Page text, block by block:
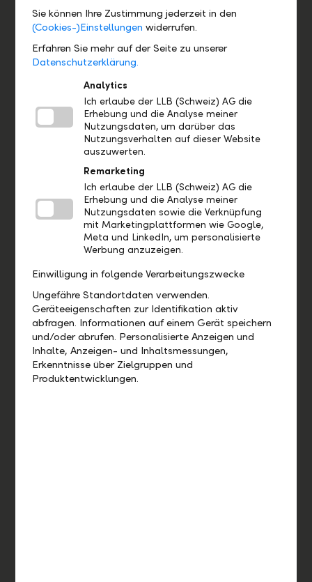
Janine Pfiffner
HR Service Center
Zum Video
Marc Spirig
Leiter Business Management
Sie können Ihre Zustimmung jederzeit in den
(Cookies-)Einstellungen widerrufen.
Erfahren Sie mehr auf der Seite zu unserer
Datenschutzerklärung.
Analytics
Ich erlaube der LLB (Schweiz) AG die
Erhebung und die Analyse meiner
Nutzungsdaten, um darüber das
Nutzungsverhalten auf dieser Website
auszuwerten.
Remarketing
Ich erlaube der LLB (Schweiz) AG die
Erhebung und die Analyse meiner
Nutzungsdaten sowie die Verknüpfung
mit Marketingplattformen wie Google,
Meta und LinkedIn, um personalisierte
Werbung anzuzeigen.
Einwilligung in folgende Verarbeitungszwecke
Ungefähre Standortdaten verwenden.
Geräteeigenschaften zur Identifikation aktiv
abfragen. Informationen auf einem Gerät speichern
und/oder abrufen. Personalisierte Anzeigen und
Inhalte, Anzeigen- und Inhaltsmessungen,
Erkenntnisse über Zielgruppen und
Produktentwicklungen.